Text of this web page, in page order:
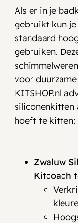
Als er in je
gebruikt kun je
standaard
gebruiken.
voor
KITSHOP.nl
siliconenkitten
hoeft te kitten:
Zwaluw
Kitcoach